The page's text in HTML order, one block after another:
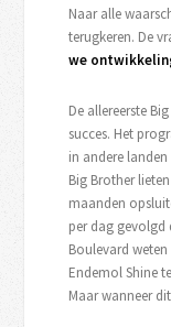
Naar alle
terugkeren. De
we
De allereerste
succes. Het
in andere
Big Brother
maanden
per dag gevolgd
Boulevard
Endemol Shine
Maar wanneer